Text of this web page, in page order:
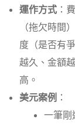
運作方式 ：
（拖欠時間
度（是否有
越久、金額
高。
美元案例 ：
一筆